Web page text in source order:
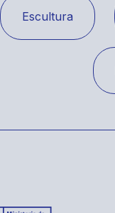
Escultura